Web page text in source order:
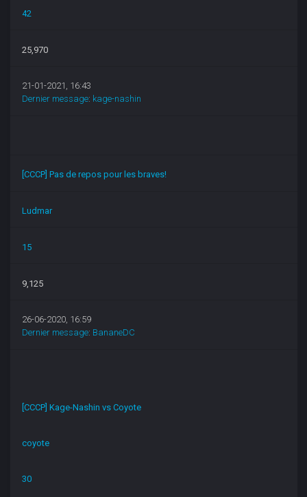
42
25,970
21-01-2021, 16:43
Dernier message: kage-nashin
[CCCP] Pas de repos pour les braves!
Ludmar
15
9,125
26-06-2020, 16:59
Dernier message: BananeDC
[CCCP] Kage-Nashin vs Coyote
coyote
30